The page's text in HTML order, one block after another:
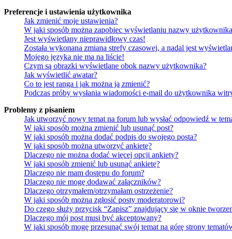
Preferencje i ustawienia użytkownika
Jak zmienić moje ustawienia?
W jaki sposób można zapobiec wyświetlaniu nazwy
Jest wyświetlany nieprawidłowy czas!
Została wykonana zmiana strefy czasowej, a nadal jest
Mojego języka nie ma na liście!
Czym są obrazki wyświetlane obok nazwy użytkownika?
Jak wyświetlić awatar?
Co to jest ranga i jak można ją zmienić?
Podczas próby wysłania wiadomości e-mail do użytkownika
Problemy z pisaniem
Jak utworzyć nowy temat na forum lub wysłać odpowiedź w
W jaki sposób można zmienić lub usunąć post?
W jaki sposób można dodać podpis do swojego posta?
W jaki sposób można utworzyć ankietę?
Dlaczego nie można dodać więcej opcji ankiety?
W jaki sposób zmienić lub usunąć ankietę?
Dlaczego nie mam dostępu do forum?
Dlaczego nie mogę dodawać załączników?
Dlaczego otrzymałem/otrzymałam ostrzeżenie?
W jaki sposób można zgłosić posty moderatorowi?
Do czego służy przycisk “Zapisz” znajdujący się w oknie
Dlaczego mój post musi być akceptowany?
W jaki sposób mogę przesunąć swój temat na górę strony